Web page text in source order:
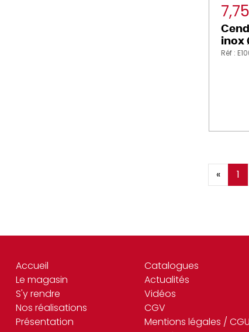
inox
Réf :
« 1
Accueil
Le magasin
S'y rendre
Nos réalisations
Présentation
Catalogues
Actualités
Vidéos
CGV
Mentions légales / CGU